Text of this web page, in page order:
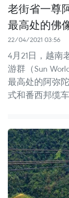
老街省一尊
最高处的佛
22/04/2021 03:56
4月21日，越南
游群（Sun
最高处的阿弥
式和番西邦缆